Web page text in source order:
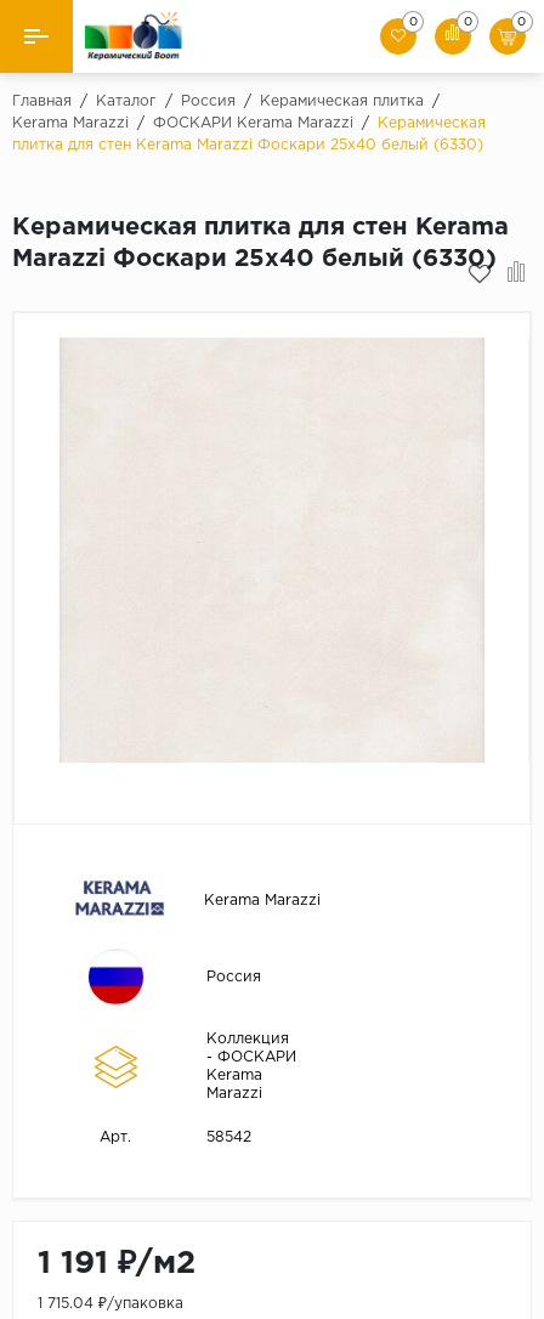
Назад
Производители
Керамогранит
0 0 0
Главная / Каталог / Россия / Керамическая плитка
/
Kerama Marazzi
/ ФОСКАРИ Kerama Marazzi /
Керамическая
плитка для стен Kerama Marazzi Фоскари 25x40 белый (6330)
Керамическая плитка для стен Kerama
Marazzi Фоскари 25x40 белый (6330)
Kerama Marazzi
Россия
Коллекция
- ФОСКАРИ
Kerama
Marazzi
Арт. 58542
1 191 ₽/м2
1 715.04 ₽/упаковка